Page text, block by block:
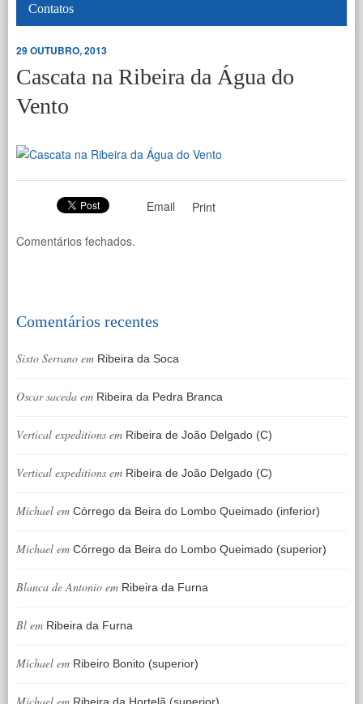
Contatos
29 OUTUBRO, 2013
Cascata na Ribeira da Água do
Vento
Email Print
Comentários fechados.
Comentários recentes
Sixto Serrano em Ribeira da Soca
Oscar saceda em Ribeira da Pedra Branca
Vertical expeditions em Ribeira de João Delgado (C)
Vertical expeditions em Ribeira de João Delgado (C)
Michael em Córrego da Beira do Lombo Queimado (inferior)
Michael em Córrego da Beira do Lombo Queimado (superior)
Blanca de Antonio em Ribeira da Furna
Bl em Ribeira da Furna
Michael em Ribeiro Bonito (superior)